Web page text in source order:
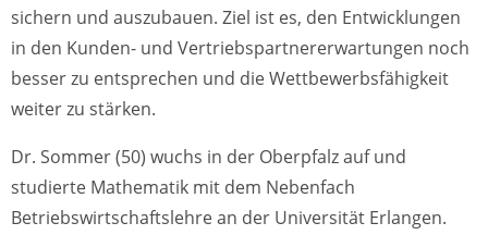
sichern und auszubauen. Ziel ist es, den Entwicklungen
in den Kunden- und Vertriebspartnererwartungen noch
besser zu entsprechen und die Wettbewerbsfähigkeit
weiter zu stärken.
Dr. Sommer (50) wuchs in der Oberpfalz auf und
studierte Mathematik mit dem Nebenfach
Betriebswirtschaftslehre an der Universität Erlangen.